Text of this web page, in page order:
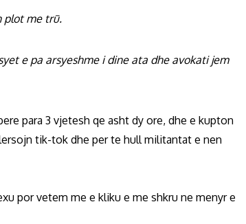
plot me trū.
e pa arsyeshme i dine ata dhe avokati jem
para 3 vjetesh qe asht dy ore, dhe e kupton
tik-tok dhe per te hull militantat e nen
por vetem me e kliku e me shkru ne menyr e